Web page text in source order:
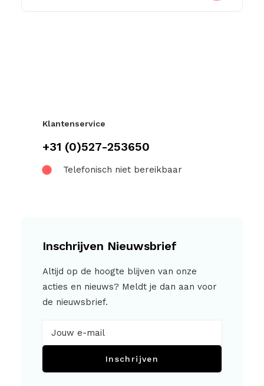
Klantenservice
+31 (0)527-253650
Telefonisch niet bereikbaar
Inschrijven Nieuwsbrief
Altijd op de hoogte blijven van onze
acties en nieuws? Meldt je dan aan voor
de nieuwsbrief.
Inschrijven